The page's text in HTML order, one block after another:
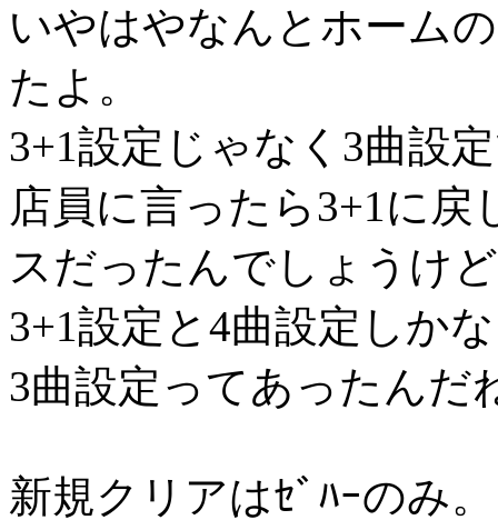
いやはやなんとホーム
たよ。
3+1設定じゃなく3曲設
店員に言ったら3+1に
スだったんでしょうけ
3+1設定と4曲設定しか
3曲設定ってあったんだ
新規クリアはｾﾞﾊｰのみ。